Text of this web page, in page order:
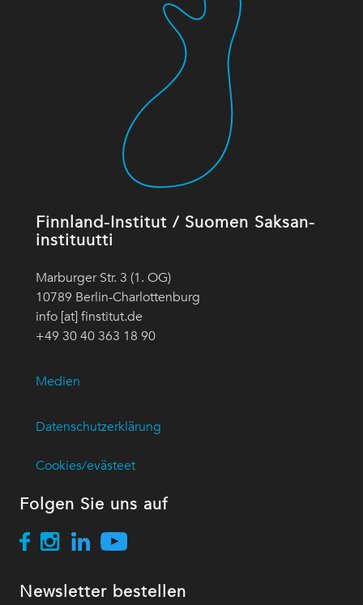
Finnland-Institut / Suomen Saksan-
instituutti
Marburger Str. 3 (1. OG)
10789 Berlin-Charlottenburg
info [at] finstitut.de
+49 30 40 363 18 90
Medien
Datenschutzerklärung
Cookies/evästeet
Folgen Sie uns auf
Newsletter bestellen